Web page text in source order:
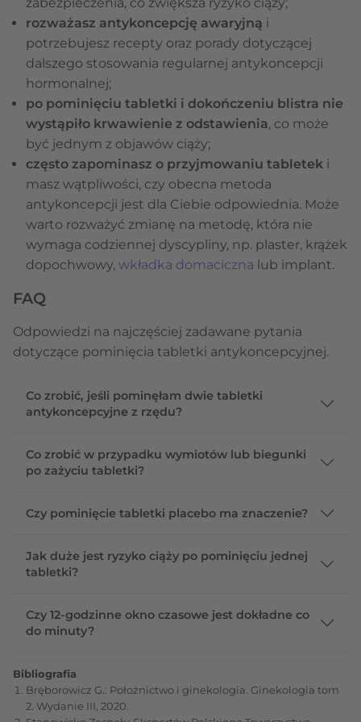
rozważasz antykoncepcję awaryjną i
potrzebujesz recepty oraz porady dotyczącej
dalszego stosowania regularnej antykoncepcji
hormonalnej;
po pominięciu tabletki i dokończeniu blistra nie
wystąpiło krwawienie z odstawienia, co może
być jednym z objawów ciąży;
często zapominasz o przyjmowaniu tabletek i
masz wątpliwości, czy obecna metoda
antykoncepcji jest dla Ciebie odpowiednia. Może
warto rozważyć zmianę na metodę, która nie
wymaga codziennej dyscypliny, np. plaster, krążek
dopochwowy, wkładka domaciczna lub implant.
FAQ
Odpowiedzi na najczęściej zadawane pytania
dotyczące pominięcia tabletki antykoncepcyjnej.
Co zrobić, jeśli pominęłam dwie tabletki
antykoncepcyjne z rzędu?
Co zrobić w przypadku wymiotów lub biegunki
po zażyciu tabletki?
Czy pominięcie tabletki placebo ma znaczenie?
Jak duże jest ryzyko ciąży po pominięciu jednej
tabletki?
Czy 12-godzinne okno czasowe jest dokładne co
do minuty?
Bibliografia
Bręborowicz G.: Położnictwo i ginekologia. Ginekologia tom
2. Wydanie III, 2020.